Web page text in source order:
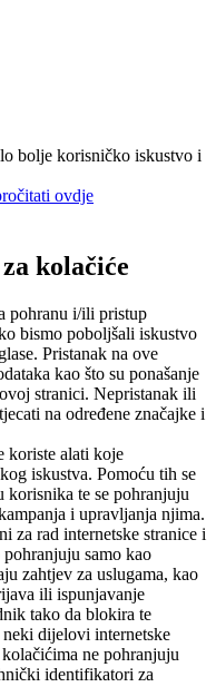
bolje korisničko iskustvo i
ovdje
kolačiće
pohranu i/ili pristup
bismo poboljšali iskustvo
Pristanak na ove
kao što su ponašanje
stranici. Nepristanak ili
na određene značajke i
koriste alati koje
iskustva. Pomoću tih se
korisnika te se pohranjuju
i upravljanja njima.
za rad internetske stranice i
samo kao
zahtjev za uslugama, kao
ili ispunjavanje
tako da blokira te
dijelovi internetske
ne pohranjuju
identifikatori za